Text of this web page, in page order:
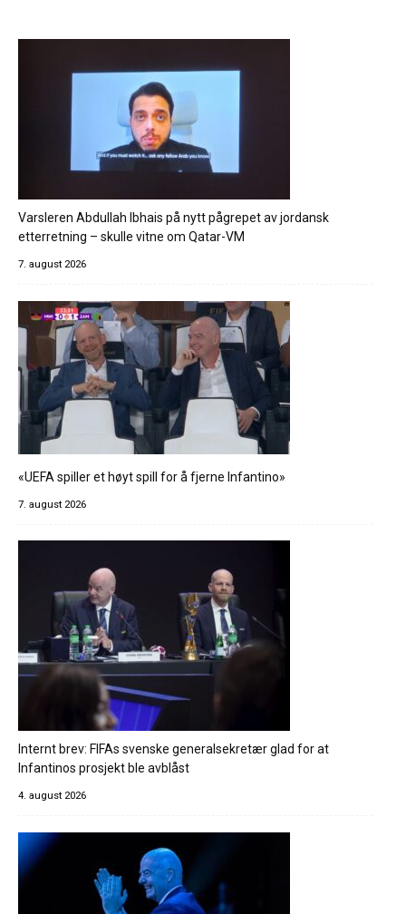
Varsleren Abdullah Ibhais på nytt pågrepet av jordansk
etterretning – skulle vitne om Qatar-VM
7. august 2026
«UEFA spiller et høyt spill for å fjerne Infantino»
7. august 2026
Internt brev: FIFAs svenske generalsekretær glad for at
Infantinos prosjekt ble avblåst
4. august 2026